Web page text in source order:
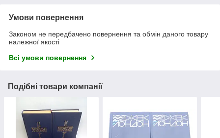
Умови повернення
Законом не передбачено повернення та обмін даного товару
належної якості
Всі умови повернення
Подібні товари компанії